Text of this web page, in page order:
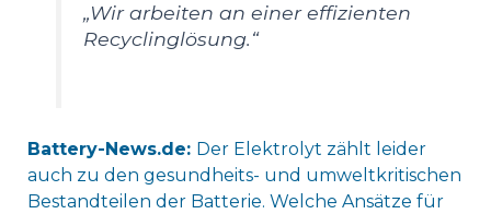
„Wir arbeiten an einer effizienten
Recyclinglösung.“
Battery-News.de: Der Elektrolyt zählt leider
auch zu den gesundheits- und umweltkritischen
Bestandteilen der Batterie. Welche Ansätze für